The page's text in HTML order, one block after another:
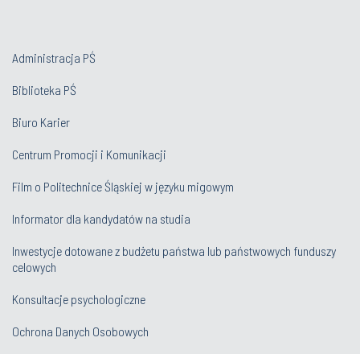
Administracja PŚ
Biblioteka PŚ
Biuro Karier
Centrum Promocji i Komunikacji
Film o Politechnice Śląskiej w języku migowym
Informator dla kandydatów na studia
Inwestycje dotowane z budżetu państwa lub państwowych funduszy
celowych
Konsultacje psychologiczne
Ochrona Danych Osobowych